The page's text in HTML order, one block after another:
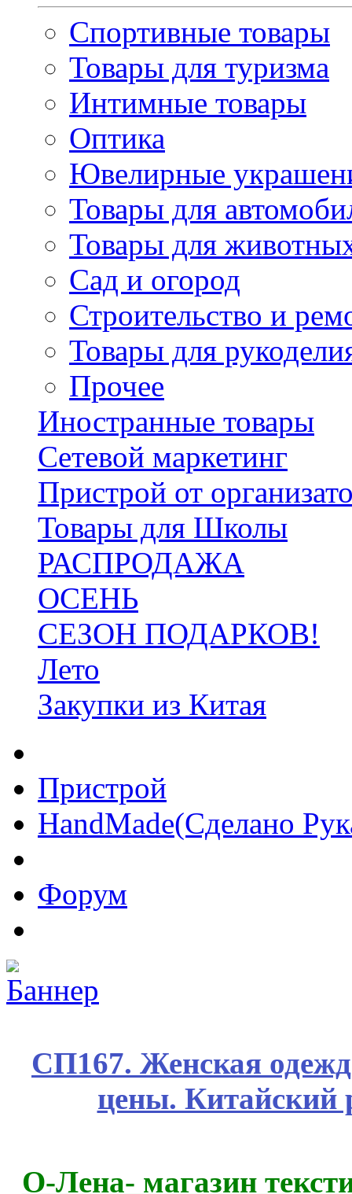
Спортивные товары
Товары для туризма
Интимные товары
Оптика
Ювелирные
Товары для
Товары для
Сад и огород
Строительство и
Товары для
Прочее
Иностранные товары
Сетевой маркетинг
Пристрой от
Товары для Школы
РАСПРОДАЖА
ОСЕНЬ
СЕЗОН ПОДАРКОВ!
Лето
Закупки из Китая
Пристрой
HandMade(Сделано
Форум
СП167. Женская
цены. Китайский
О-Лена- магазин